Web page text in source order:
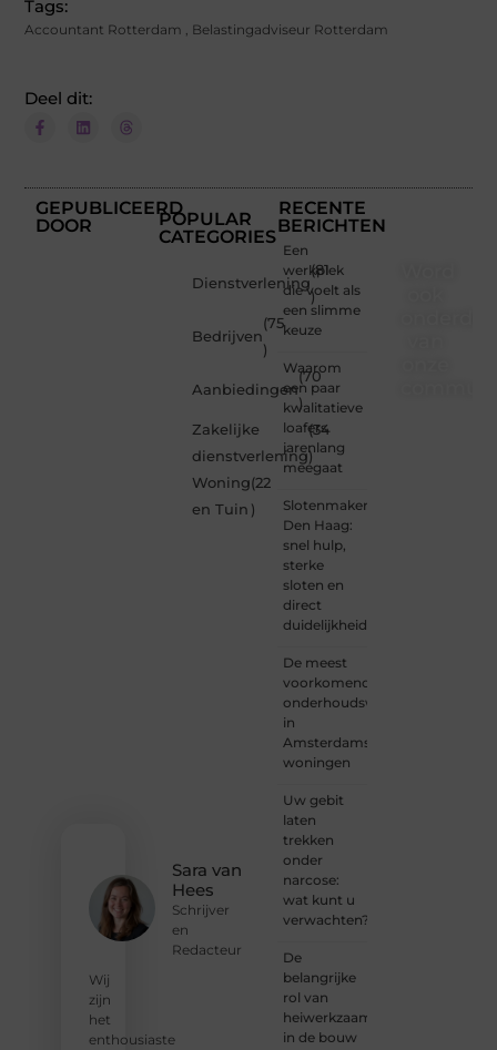
Tags:
Accountant Rotterdam Belastingadviseur Rotterdam
Deel dit:
GEPUBLICEERD
DOOR
Sara van
Hees
Schrijver
en
Redacteur
Wij
zijn
het
enthousiaste
POPULAR
CATEGORIES
Dienstverlening
(81
)
Bedrijven
(75
)
Aanbiedingen
(70
)
Zakelijke
dienstverlening
(34
)
Woning
en Tuin
(22
)
RECENTE
BERICHTEN
Een
werkplek
die voelt als
een slimme
keuze
Waarom
een paar
kwalitatieve
loafers
jarenlang
meegaat
Slotenmaker
Den Haag:
snel hulp,
sterke
sloten en
direct
duidelijkheid
De meest
voorkomende
onderhoudswerkzaamheden
in
Amsterdamse
woningen
Uw gebit
laten
trekken
onder
narcose:
wat kunt u
verwachten?
De
belangrijke
rol van
heiwerkzaamheden
in de bouw